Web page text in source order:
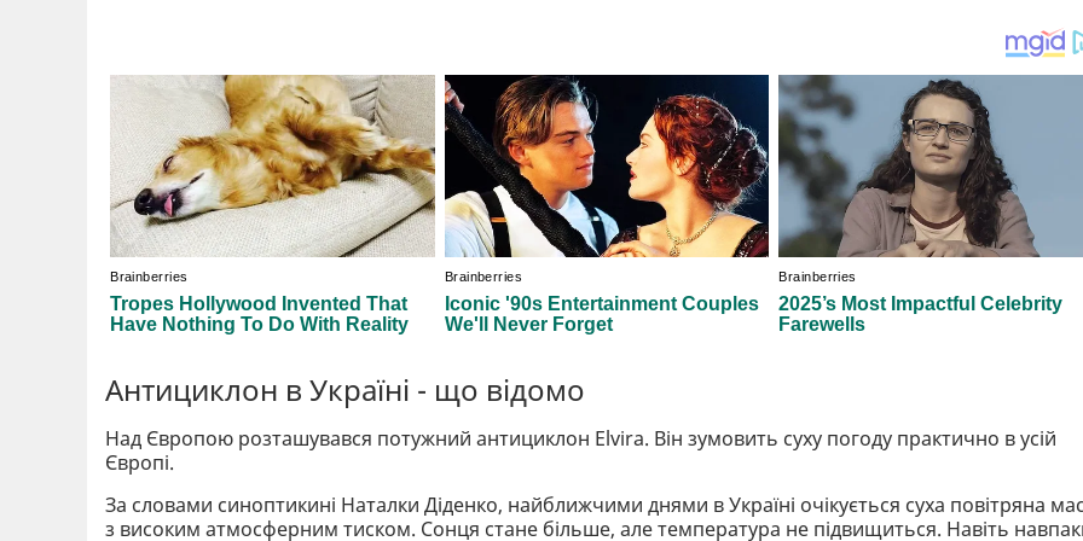
Антициклон в Україні - що відомо
Над Європою розташувався потужний антициклон Elvira. Він зумовить суху погоду практично в усій
Європі.
За словами синоптикині Наталки Діденко, найближчими днями в Україні очікується суха повітряна
з високим атмосферним тиском. Сонця стане більше, але температура не підвищиться. Навіть